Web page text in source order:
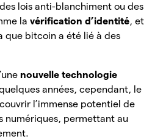
lois anti-blanchiment ou des
la vérification d’identité, et
que bitcoin a été lié à des
nouvelle technologie
années, cependant, le
l’immense potentiel de
numériques, permettant au